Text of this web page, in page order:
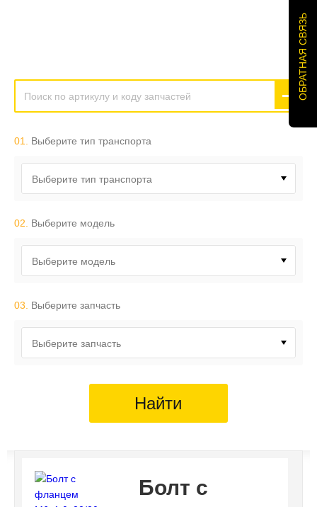
01. Выберите тип транспорта
Выберите тип транспорта
02. Выберите модель
Выберите модель
03. Выберите запчасть
Выберите запчасть
Найти
Болт с
ОБРАТНАЯ СВЯЗЬ